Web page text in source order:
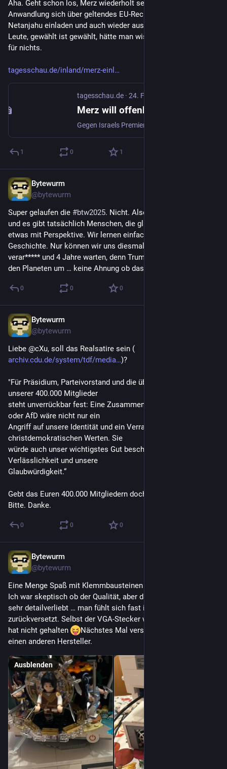
Aha. Geht schon los, Merz wiederholt seine unsägliche
Anwandlung sich über geltendes EU-Recht zu stellen und will
Netanjahu einladen und auch wieder ausreisen lassen. Tja,
Leute, gewählt ist gewählt, hätte man wissen können. Danke
für nichts.
tagesschau.de/inland/merz-einl
tagesschau.de · 24. Feb. 2025
1 0 1
Bytewurm
@bytewurm
Super gelaufen die #btw2025. Nicht. Also wohl wieder GroKo
und es gibt tatsächlich Menschen, die glauben, das wäre
etwas mit Perspektive. Wir lernen einfach NIE aus der
Geschichte. Nur können wir uns diesmal nicht selber
verar***** und 4 Jahre warten, denn Trump und Putin krempeln
den Planeten um … keine Ahnung ob das gut ausgeht
0 0 0
Bytewurm
@bytewurm
Liebe @cXu, soll das Realsatire sein (
archiv.cdu.de/system/tdf/media )?
"Für Präsidium, Parteivorstand und die übergroße Mehrheit
unserer 400.000 Mitglieder
steht unverrückbar fest: Eine Zusammenarbeit mit Linkspartei
oder AfD wäre nicht nur ein
Angriff auf unsere Identität und ein Verrat an unseren
christdemokratischen Werten. Sie
würde auch unser wichtigstes Gut beschädigen: Unsere
Verlässlichkeit und unsere
Glaubwürdigkeit.“
Gebt das Euren 400.000 Mitgliedern doch jetzt mal zu lesen.
Bitte. Danke.
0 0 0
Bytewurm
@bytewurm
Eine Menge Spaß mit Klemmbausteinen von Pantasy gehabt.
Ich war skeptisch ob der Qualität, aber das sind 1a Steine. Und
sehr detailverliebt … man fühlt sich fast in die 90er
zurückversetzt. Selbst der VGA-Stecker war wie das Original:
hat nicht gehalten
Nächstes Mal versuche ich nochmal
einen anderen Hersteller.
Ausblenden